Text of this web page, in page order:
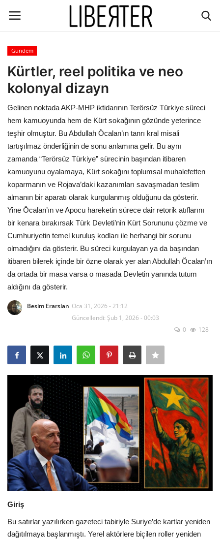
İletişim
Gündem
Dünya/hali
Ekoloji
Düşünce
Ekonomi
Kültür/Sanat
Lgbtq+
Vegan
Tarih
Video
Galeri
Dosya
Arşiv
Dil
English Turkish
Gündem
Kürtler, reel politika ve neo
kolonyal dizayn
Gelinen noktada AKP-MHP iktidarının Terörsüz Türkiye süreci
hem kamuoyunda hem de Kürt sokağının gözünde yeterince
teşhir olmuştur. Bu Abdullah Öcalan’ın tanrı kral misali
tartışılmaz önderliğinin de sonu anlamına gelir. Bu aynı
zamanda “Terörsüz Türkiye” sürecinin başından itibaren
kamuoyunu oyalamaya, Kürt sokağını toplumsal muhalefetten
koparmanın ve Rojava’daki kazanımları savaşmadan teslim
almanın bir aparatı olarak kurgulanmış olduğunu da gösterir.
Yine Öcalan’ın ve Apocu hareketin sürece dair retorik atıflarını
bir kenara bırakırsak Türk Devleti’nin Kürt Sorununu çözme ve
Cumhuriyetin temel kuruluş kodları ile herhangi bir sorunu
olmadığını da gösterir. Bu süreci kurgulayan ya da başından
itibaren bilerek içinde bir özne olarak yer alan Abdullah Öcalan’ın
da ortada bir masa varsa o masada Devletin yanında tutum
aldığını da gösterir.
Besim Erarslan Oca 31, 2026 - 21:12
Güncellendi: Şub 1, 2026 - 00:03
0
128
Giriş
Bu satırlar yazılırken gazeteci tabiriyle Suriye’de kartlar yeniden
dağıtılmaya başlanmıştı. Yerel aktörlere biçilen roller yeniden